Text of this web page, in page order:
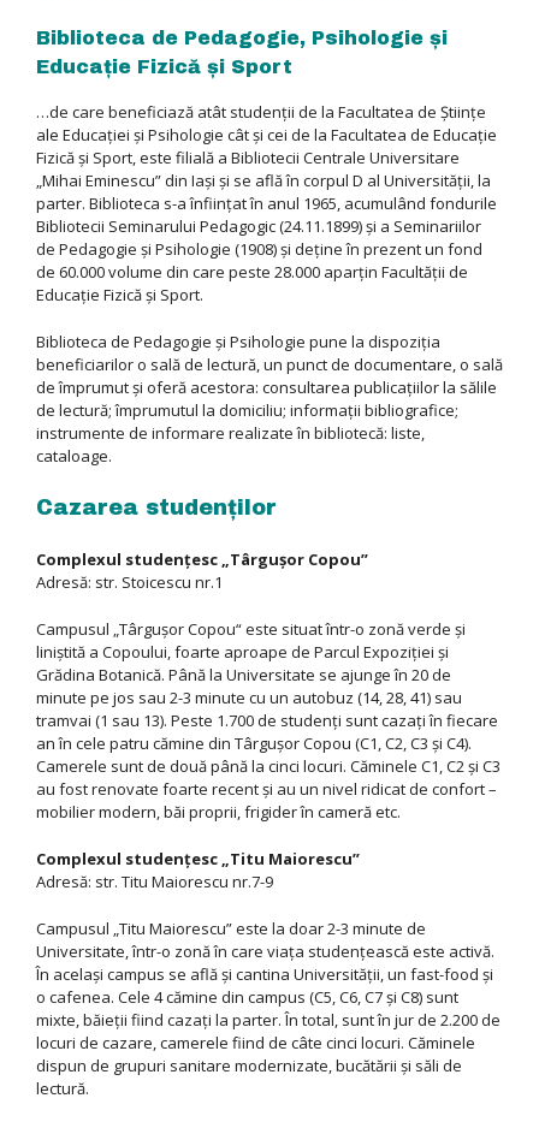
Biblioteca de Pedagogie, Psihologie şi
Educaţie Fizică şi Sport
…de care beneficiază atât studenţii de la Facultatea de Ştiinţe
ale Educaţiei şi Psihologie cât şi cei de la Facultatea de Educaţie
Fizică şi Sport, este filială a Bibliotecii Centrale Universitare
„Mihai Eminescu” din Iaşi şi se află în corpul D al Universităţii, la
parter. Biblioteca s-a înfiinţat în anul 1965, acumulând fondurile
Bibliotecii Seminarului Pedagogic (24.11.1899) şi a Seminariilor
de Pedagogie şi Psihologie (1908) şi deţine în prezent un fond
de 60.000 volume din care peste 28.000 aparţin Facultăţii de
Educaţie Fizică şi Sport.
Biblioteca de Pedagogie şi Psihologie pune la dispoziţia
beneficiarilor o sală de lectură, un punct de documentare, o sală
de împrumut şi oferă acestora: consultarea publicaţiilor la sălile
de lectură; împrumutul la domiciliu; informaţii bibliografice;
instrumente de informare realizate în bibliotecă: liste,
cataloage.
Cazarea studenţilor
Complexul studenţesc „Târguşor Copou”
Adresă: str. Stoicescu nr.1
Campusul „Târguşor Copou“ este situat într-o zonă verde şi
liniştită a Copoului, foarte aproape de Parcul Expoziţiei şi
Grădina Botanică. Până la Universitate se ajunge în 20 de
minute pe jos sau 2-3 minute cu un autobuz (14, 28, 41) sau
tramvai (1 sau 13). Peste 1.700 de studenţi sunt cazaţi în fiecare
an în cele patru cămine din Târguşor Copou (C1, C2, C3 şi C4).
Camerele sunt de două până la cinci locuri. Căminele C1, C2 şi C3
au fost renovate foarte recent şi au un nivel ridicat de confort –
mobilier modern, băi proprii, frigider în cameră etc.
Complexul studenţesc „Titu Maiorescu”
Adresă: str. Titu Maiorescu nr.7-9
Campusul „Titu Maiorescu” este la doar 2-3 minute de
Universitate, într-o zonă în care viaţa studenţească este activă.
În acelaşi campus se află şi cantina Universităţii, un fast-food şi
o cafenea. Cele 4 cămine din campus (C5, C6, C7 şi C8) sunt
mixte, băieţii fiind cazaţi la parter. În total, sunt în jur de 2.200 de
locuri de cazare, camerele fiind de câte cinci locuri. Căminele
dispun de grupuri sanitare modernizate, bucătării şi săli de
lectură.